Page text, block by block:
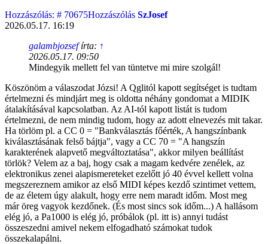
Hozzászólás: # 70675Hozzászólás SzJosef
2026.05.17. 16:19
galambjozsefírta: ↑
2026.05.17. 09:50
Mindegyik mellett fel van tüntetve mi mire szolgál!
Köszönöm a válaszodat Józsi! A Qglitól kapott segítséget is tudtam
értelmezni és mindjárt meg is oldotta néhány gondomat a MIDIK
átalakításával kapcsolatban. Az AI-tól kapott listát is tudom
értelmezni, de nem mindig tudom, hogy az adott elnevezés mit takar.
Ha törlöm pl. a CC 0 = "Bankválasztás főérték, A hangszínbank
kiválasztásának felső bájtja", vagy a CC 70 = "A hangszín
karakterének alapvető megváltoztatása", akkor milyen beállítást
törlök? Velem az a baj, hogy csak a magam kedvére zenélek, az
elektronikus zenei alapismereteket ezelőtt jó 40 évvel kellett volna
megszereznem amikor az első MIDI képes kezdő szintimet vettem,
de az életem úgy alakult, hogy erre nem maradt időm. Most meg
már öreg vagyok kezdőnek. (És most sincs sok időm...) A hallásom
elég jó, a Pa1000 is elég jó, próbálok (pl. itt is) annyi tudást
összeszedni amivel nekem elfogadható számokat tudok
összekalapálni.